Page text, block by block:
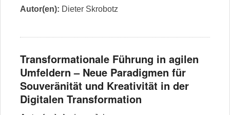
Autor(en): Dieter Skrobotz
Transformationale Führung in agilen
Umfeldern – Neue Paradigmen für
Souveränität und Kreativität in der
Digitalen Transformation